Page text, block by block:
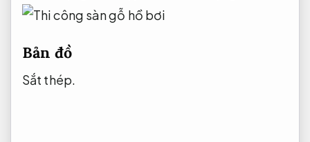
Bản đồ
Sắt thép.